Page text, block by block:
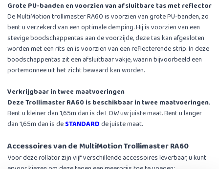
Grote PU-banden en voorzien van afsluitbare tas met reflector
De MultiMotion trollimaster RA60 is voorzien van grote PU-banden, zo
bent u verzekerd van een optimale demping. Hij is voorzien van een
stevige boodschappentas aan de voorzijde, deze tas kan afgesloten
worden met een rits en is voorzien van een reflecterende strip. In deze
boodschappentas zit een afsluitbaar vakje, waarin bijvoorbeeld een
portemonnee uit het zicht bewaard kan worden.
Verkrijgbaar in twee maatvoeringen
Deze Trollimaster RA60 is beschikbaar in twee maatvoeringen.
Bent u kleiner dan 1,65m dan is de LOW uw juiste maat. Bent u langer
dan 1,65m dan is deSTANDARDde juiste maat.
Accessoires van de MultiMotion Trollimaster RA60
Voor deze rollator zijn vijf verschillende accessoires leverbaar, u kunt